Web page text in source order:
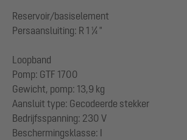
Reservoir/basiselement
Persaansluiting: R 1 ¼ "
Loopband
Pomp: GTF 1700
Gewicht, pomp: 13,9 kg
Aansluit type: Gecodeerde stekker
Bedrijfsspanning: 230 V
Beschermingsklasse: I